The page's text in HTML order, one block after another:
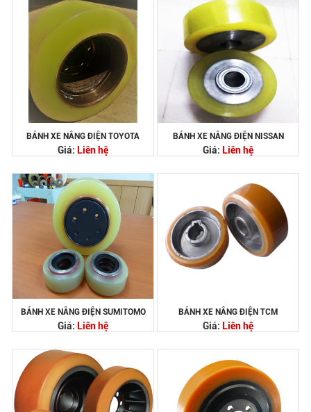
BÁNH XE NÂNG ĐIỆN TOYOTA
Giá: Liên hệ
BÁNH XE NÂNG ĐIỆN NISSAN
Giá: Liên hệ
BÁNH XE NÂNG ĐIỆN SUMITOMO
Giá: Liên hệ
BÁNH XE NÂNG ĐIỆN TCM
Giá: Liên hệ